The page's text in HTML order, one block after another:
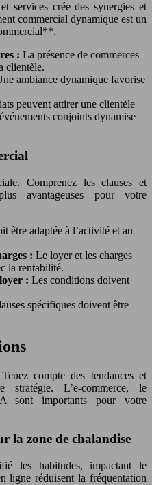
services crée des synergies et
commercial dynamique est un
: La présence de commerces
clientèle.
ambiance dynamique favorise
peuvent attirer une clientèle
conjoints dynamise
Comprenez les clauses et
avantageuses pour votre
être adaptée à l’activité et au
: Le loyer et les charges
la rentabilité.
: Les conditions doivent
spécifiques doivent être
compte des tendances et
stratégie. L’e-commerce, le
sont importants pour votre
la zone de chalandise
les habitudes, impactant le
ligne réduisent la fréquentation